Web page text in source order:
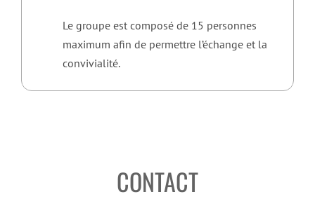
Le groupe est composé de 15 personnes
maximum afin de permettre l’échange et la
convivialité.
CONTACT